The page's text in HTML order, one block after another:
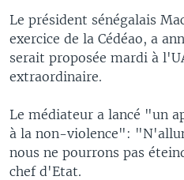
Le président sénégalais
exercice de la Cédéao, a
serait proposée mardi à
extraordinaire.
Le médiateur a lancé "un
à la non-violence":
nous ne pourrons pas
chef d'Etat.